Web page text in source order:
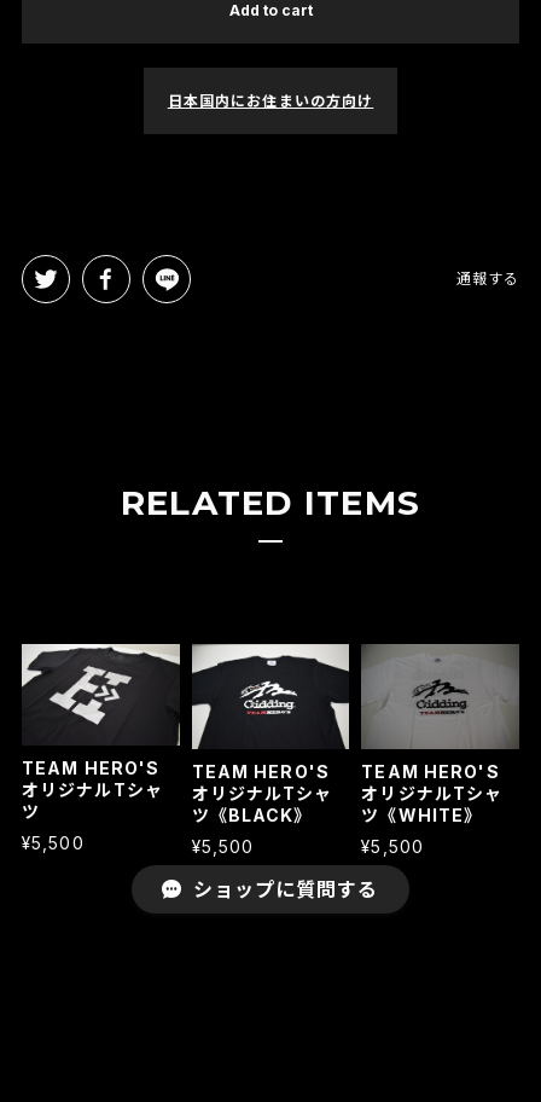
Add to cart
日本国内にお住まいの方向け
通報する
RELATED ITEMS
TEAM HERO'S
オリジナルTシャ
ツ
¥5,500
TEAM HERO'S
オリジナルTシャ
ツ《BLACK》
¥5,500
TEAM HERO'S
オリジナルTシャ
ツ《WHITE》
¥5,500
ショップに質問する